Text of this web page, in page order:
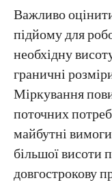
Важливо
підйому для
необхідну
граничні
Міркування
поточних
майбутні
більшої висоти
довгострокову